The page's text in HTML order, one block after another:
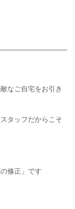
なご自宅をお引き
タッフだからこそ
修正」です